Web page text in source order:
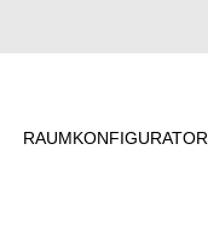
RAUMKONFIGURATOR